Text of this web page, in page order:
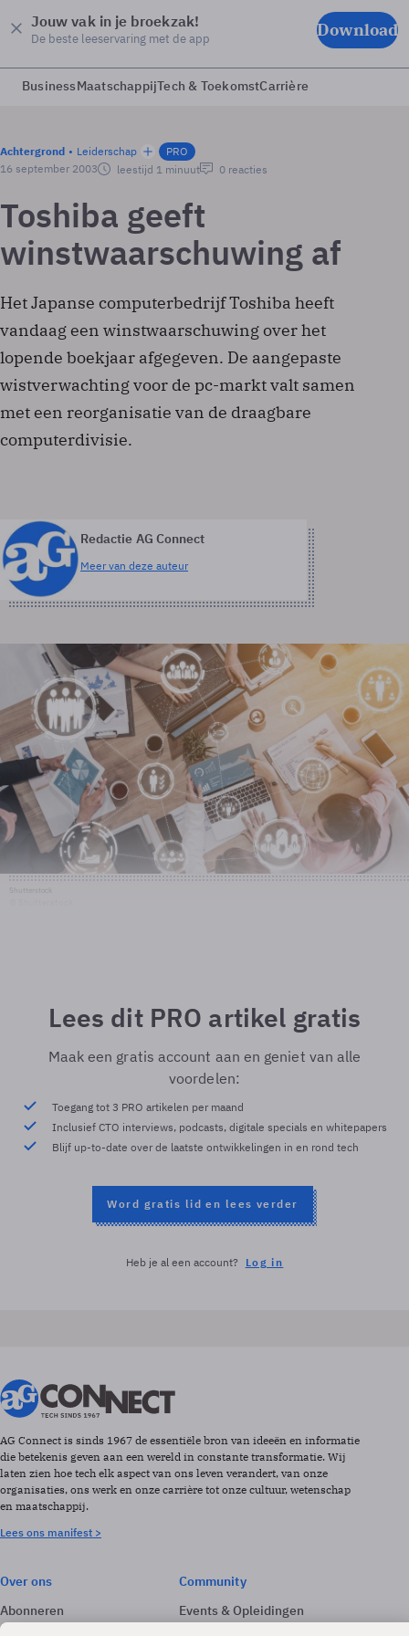
Jouw vak in je broekzak!
De beste leeservaring met de app Download
BusinessMaatschappijTech & ToekomstCarrière
Achtergrond Leiderschap
PRO
16 september 2003
leestijd 1 minuut 0 reacties
Toshiba geeft
winstwaarschuwing af
Het Japanse computerbedrijf Toshiba heeft
vandaag een winstwaarschuwing over het
lopende boekjaar afgegeven. De aangepaste
wistverwachting voor de pc-markt valt samen
met een reorganisatie van de draagbare
computerdivisie.
Redactie AG Connect
Meer van deze auteur
Lees dit PRO artikel gratis
Maak een gratis account aan en geniet van alle
voordelen:
Toegang tot 3 PRO artikelen per maand
Inclusief CTO interviews, podcasts, digitale specials en whitepapers
Blijf up-to-date over de laatste ontwikkelingen in en rond tech
Word gratis lid en lees verder
Heb je al een account? Log in
AG Connect is sinds 1967 de essentiële bron van ideeën en informatie
die betekenis geven aan een wereld in constante transformatie. Wij
laten zien hoe tech elk aspect van ons leven verandert, van onze
organisaties, ons werk en onze carrière tot onze cultuur, wetenschap
en maatschappij.
Lees ons manifest >
Over ons
Abonneren
Adverteren
Community
Events & Opleidingen